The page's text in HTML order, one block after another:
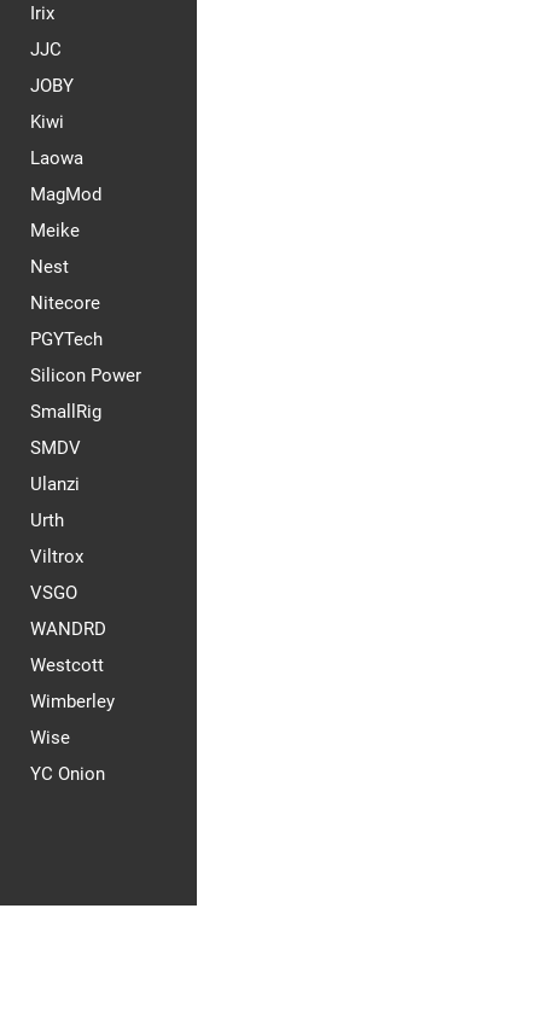
Irix
JJC
JOBY
Kiwi
Laowa
MagMod
Meike
Nest
Nitecore
PGYTech
Silicon Power
SmallRig
SMDV
Ulanzi
Urth
Viltrox
VSGO
WANDRD
Westcott
Wimberley
Wise
YC Onion